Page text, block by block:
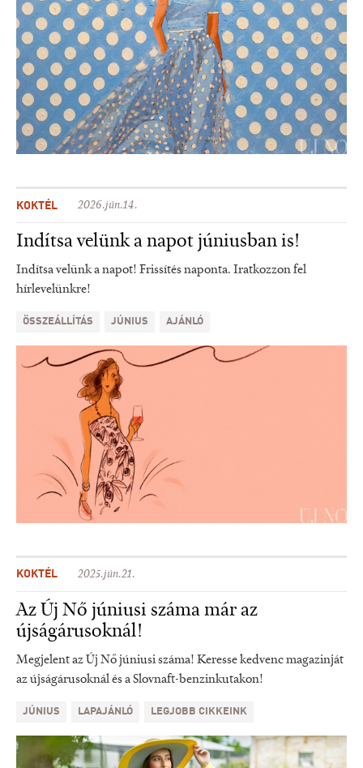
KOKTÉL 2026.jún.14.
Indítsa velünk a napot júniusban is!
Indítsa velünk a napot! Frissítés naponta. Iratkozzon fel
hírlevelünkre!
ÖSSZEÁLLÍTÁS JÚNIUS AJÁNLÓ
KOKTÉL 2025.jún.21.
Az Új Nő júniusi száma már az
újságárusoknál!
Megjelent az Új Nő júniusi száma! Keresse kedvenc magazinját
az újságárusoknál és a Slovnaft-benzinkutakon!
JÚNIUS LAPAJÁNLÓ LEGJOBB CIKKEINK